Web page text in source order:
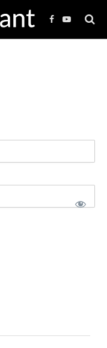
Facebook
YouTube